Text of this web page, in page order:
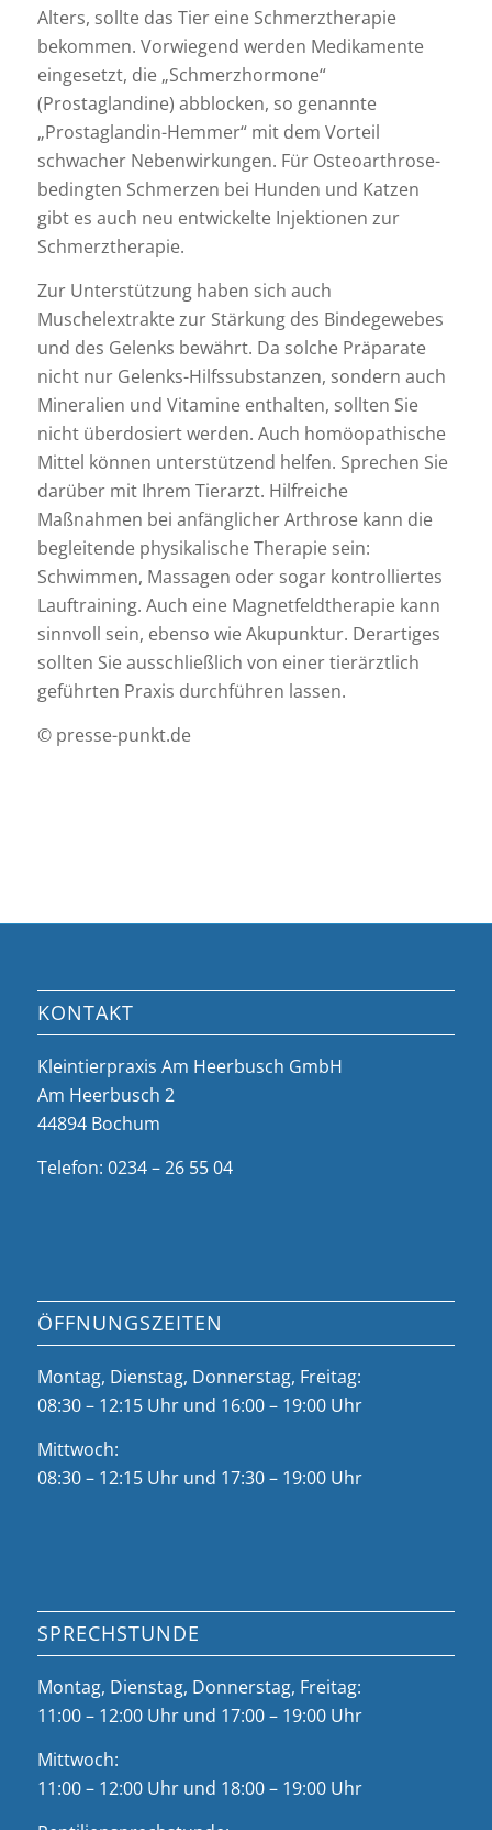
Alters, sollte das Tier eine Schmerztherapie
bekommen. Vorwiegend werden Medikamente
eingesetzt, die „Schmerzhormone“
(Prostaglandine) abblocken, so genannte
„Prostaglandin-Hemmer“ mit dem Vorteil
schwacher Nebenwirkungen. Für Osteoarthrose-
bedingten Schmerzen bei Hunden und Katzen
gibt es auch neu entwickelte Injektionen zur
Schmerztherapie.
Zur Unterstützung haben sich auch
Muschelextrakte zur Stärkung des Bindegewebes
und des Gelenks bewährt. Da solche Präparate
nicht nur Gelenks-Hilfssubstanzen, sondern auch
Mineralien und Vitamine enthalten, sollten Sie
nicht überdosiert werden. Auch homöopathische
Mittel können unterstützend helfen. Sprechen Sie
darüber mit Ihrem Tierarzt. Hilfreiche
Maßnahmen bei anfänglicher Arthrose kann die
begleitende physikalische Therapie sein:
Schwimmen, Massagen oder sogar kontrolliertes
Lauftraining. Auch eine Magnetfeldtherapie kann
sinnvoll sein, ebenso wie Akupunktur. Derartiges
sollten Sie ausschließlich von einer tierärztlich
geführten Praxis durchführen lassen.
© presse-punkt.de
KONTAKT
Kleintierpraxis Am Heerbusch GmbH
Am Heerbusch 2
44894 Bochum
Telefon: 0234 – 26 55 04
ÖFFNUNGSZEITEN
Montag, Dienstag, Donnerstag, Freitag:
08:30 – 12:15 Uhr und 16:00 – 19:00 Uhr
Mittwoch:
08:30 – 12:15 Uhr und 17:30 – 19:00 Uhr
SPRECHSTUNDE
Montag, Dienstag, Donnerstag, Freitag:
11:00 – 12:00 Uhr und 17:00 – 19:00 Uhr
Mittwoch:
11:00 – 12:00 Uhr und 18:00 – 19:00 Uhr